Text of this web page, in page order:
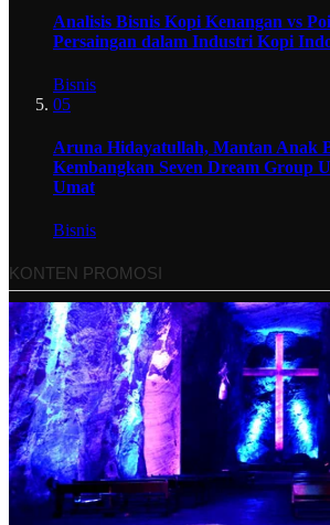
Analisis Bisnis Kopi Kenangan vs
Persaingan dalam Industri Kopi
Bisnis
05
Aruna Hidayatullah, Mantan Anak
Kembangkan Seven Dream Group
Umat
Bisnis